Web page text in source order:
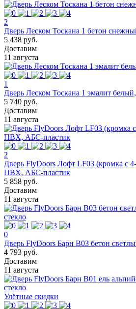
2
Дверь Леском Тоскана 1 бетон
5 438 руб.
Доставим
11 августа
1
Дверь Леском Тоскана 1 эмалит
5 740 руб.
Доставим
11 августа
2
Дверь FlyDoors Лофт LF03 (кромка с
ПВХ, АБС-пластик
5 858 руб.
Доставим
11 августа
0
Дверь FlyDoors Барн B03 бетон
4 793 руб.
Доставим
11 августа
Улётные скидки